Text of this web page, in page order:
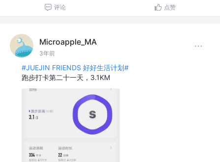
评论 点赞
Microapple_MA
3年前
#JUEJIN FRIENDS 好好生活计划#
跑步打卡第二十一天，3.1KM